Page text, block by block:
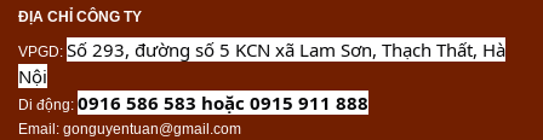
ĐỊA CHỈ CÔNG TY
VPGD: Số 293, đường số 5 KCN xã Lam Sơn, Thạch Thất, Hà
Nội
Di động: 0916 586 583 hoặc 0915 911 888
Email : gonguyentuan@gmail.com